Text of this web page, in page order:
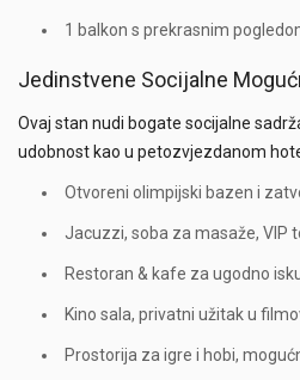
1 balkon s prekrasnim
Jedinstvene Socijalne
Ovaj stan nudi bogate socijalne
udobnost kao u petozvjezdanom
Otvoreni olimpijski bazen i
Jacuzzi, soba za masaže, VIP
Restoran & kafe za ugodno
Kino sala, privatni užitak u
Prostorija za igre i hobi,